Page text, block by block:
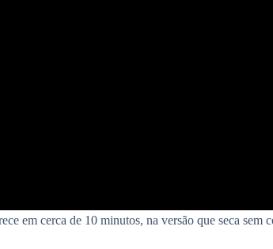
em cerca de 10 minutos, na versão que seca sem